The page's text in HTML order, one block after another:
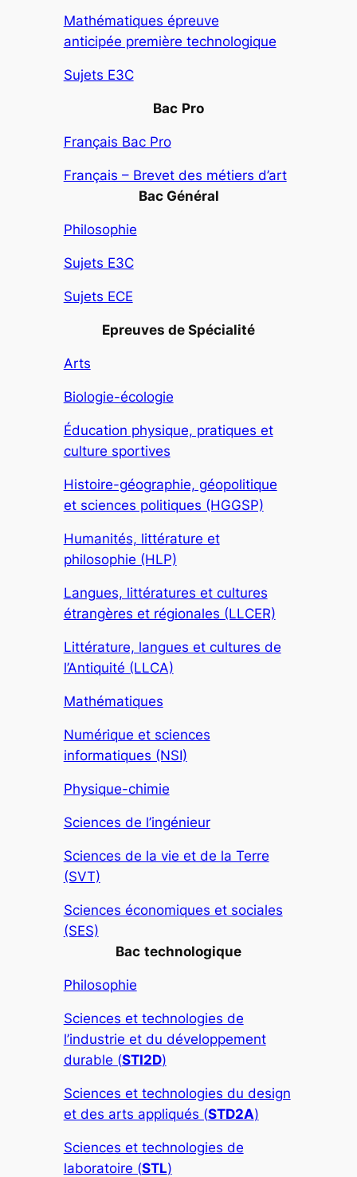
Mathématiques épreuve
anticipée première technologique
Sujets E3C
Bac Pro
Français Bac Pro
Français – Brevet des métiers d’art
Bac Général
Philosophie
Sujets E3C
Sujets ECE
Epreuves de Spécialité
Arts
Biologie-écologie
Éducation physique, pratiques et
culture sportives
Histoire-géographie, géopolitique
et sciences politiques (HGGSP)
Humanités, littérature et
philosophie (HLP)
Langues, littératures et cultures
étrangères et régionales (LLCER)
Littérature, langues et cultures de
l’Antiquité (LLCA)
Mathématiques
Numérique et sciences
informatiques (NSI)
Physique-chimie
Sciences de l’ingénieur
Sciences de la vie et de la Terre
(SVT)
Sciences économiques et sociales
(SES)
Bac technologique
Philosophie
Sciences et technologies de
l’industrie et du développement
durable (STI2D)
Sciences et technologies du design
et des arts appliqués (STD2A)
Sciences et technologies de
laboratoire (STL)